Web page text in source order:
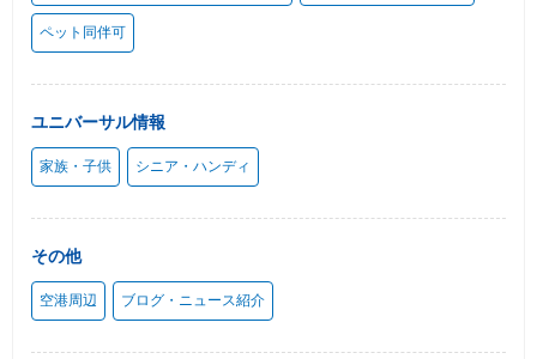
ペット同伴可
ユニバーサル情報
家族・子供 シニア・ハンディ
その他
空港周辺 ブログ・ニュース紹介